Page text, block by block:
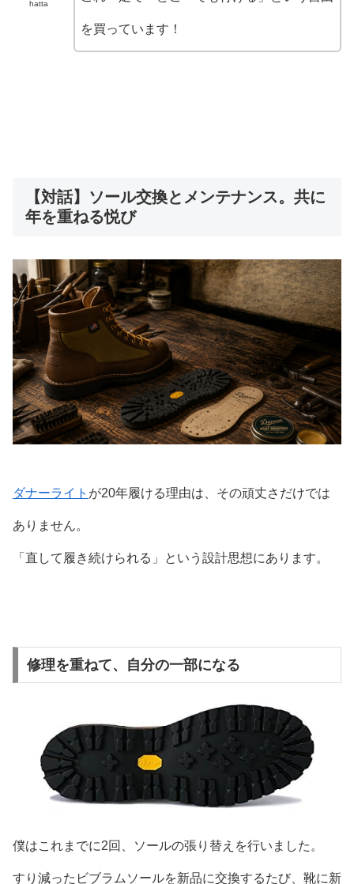
hatta
を買っています！
【対話】ソール交換とメンテナンス。共に
年を重ねる悦び
ダナーライト が20年履ける理由は、その頑丈さだけでは
ありません。
「直して履き続けられる」という設計思想にあります。
修理を重ねて、自分の一部になる
僕はこれまでに2回、ソールの張り替えを行いました。
すり減ったビブラムソールを新品に交換するたび、靴に新